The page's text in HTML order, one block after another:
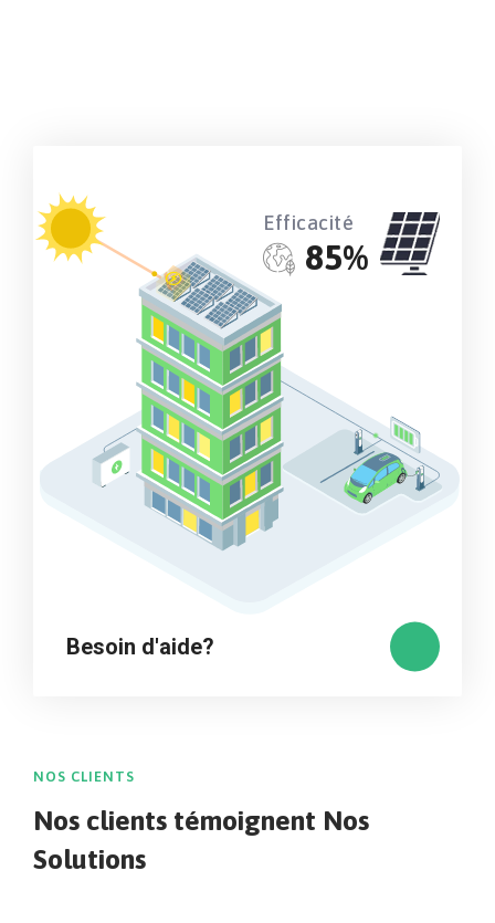
Besoin d'aide?
Efficacité
85%
NOS CLIENTS
Nos clients témoignent Nos
Solutions